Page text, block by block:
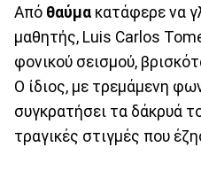
Από θαύμα κατάφερε να
μαθητής, Luis Carlos
φονικού σεισμού,
Ο ίδιος, με τρεμάμενη
συγκρατήσει τα δάκρυά
τραγικές στιγμές που